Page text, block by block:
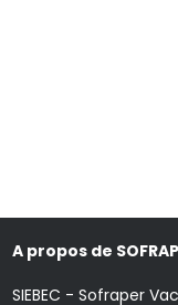
A propos de
SIEBEC - Sofraper